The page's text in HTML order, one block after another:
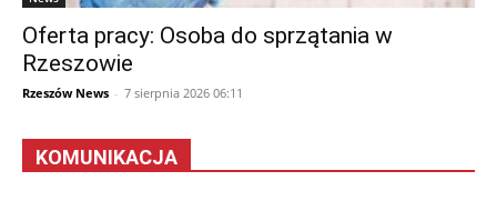
Oferta pracy: Osoba do sprzątania w
Rzeszowie
Rzeszów News - 7 sierpnia 2026 06:11
KOMUNIKACJA